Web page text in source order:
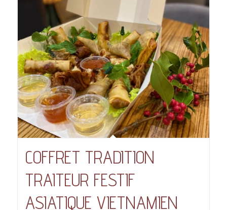
COFFRET TRADITION
TRAITEUR FESTIF
ASIATIQUE VIETNAMIEN